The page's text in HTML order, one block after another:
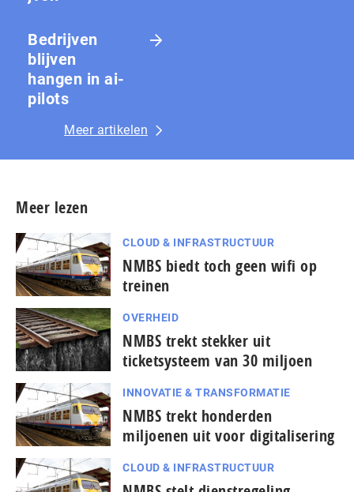
Bedrijven
blijven
hangen in ai-
pilots
Meer artikelen
Meer lezen
CLOUD & INFRASTRUCTUUR
NMBS biedt toch geen wifi op
treinen
OVERHEID
NMBS trekt stekker uit
ticketsysteem van 30 miljoen
INNOVATIE & TRANSFORMATIE
NMBS trekt honderden
miljoenen uit voor digitalisering
CLOUD & INFRASTRUCTUUR